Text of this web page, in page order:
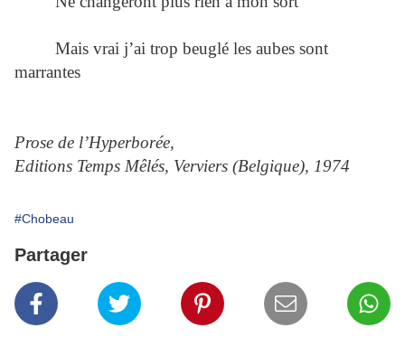
Mais vrai j’ai trop beuglé les aubes sont
marrantes
Prose de l’Hyperborée,
Editions Temps Mêlés, Verviers (Belgique), 1974
#Chobeau
Partager